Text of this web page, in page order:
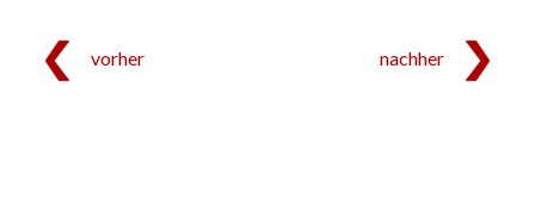
vorher nachher